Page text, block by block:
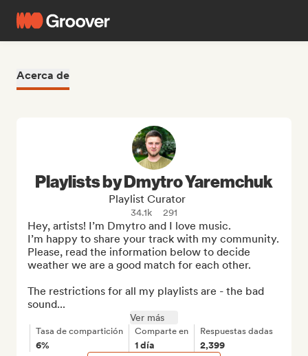
Acerca de
Playlists by Dmytro Yaremchuk
Playlist Curator
34.1k 291
Hey, artists! I’m Dmytro and I love music.
I’m happy to share your track with my community.
Please, read the information below to decide
weather we are a good match for each other.
The restrictions for all my playlists are - the bad
sound...
Ver más
Tasa de compartición
6%
Comparte en
1 día
Respuestas dadas
2,399